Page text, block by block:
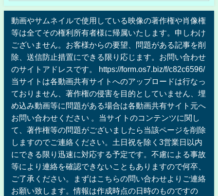
動画やサムネイルで使用している映像の著作権や肖像権
等は全てその権利所有者様に帰属いたします。申しわけ
ございません。お客様からの要望、問題がある記事を削
除、送信防止措置にできる限り応じます。お問い合わせ
のサイトアドレスです。 https://form.os7.biz/f/c82c6596/
当サイトは各動画共有サイトへのアップロードは行なっ
ておりません、著作権の侵害を目的としていません、埋
め込み動画等に問題がある場合は各動画共有サイト元へ
お問い合わせください 。当サイトのコンテンツに関し
て、著作権等の問題がございましたら当該ページを削除
しますのでご連絡ください。土日祝を除く3営業日以内
にできる限り迅速に対応する予定です。不慮による事故
等により連絡を確認できないこともありますので何卒、
ご了承ください。まずはこちらの問い合わせよりご連絡
お願い致します。情報は作成時点の日時のものですの